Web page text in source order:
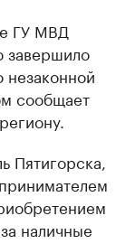
ГУ МВД
завершило
незаконной
сообщает
Пятигорска,
наличные